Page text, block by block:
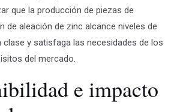
que la producción de piezas de
de aleación de zinc alcance niveles de
clase y satisfaga las necesidades de los
del mercado.
e impacto